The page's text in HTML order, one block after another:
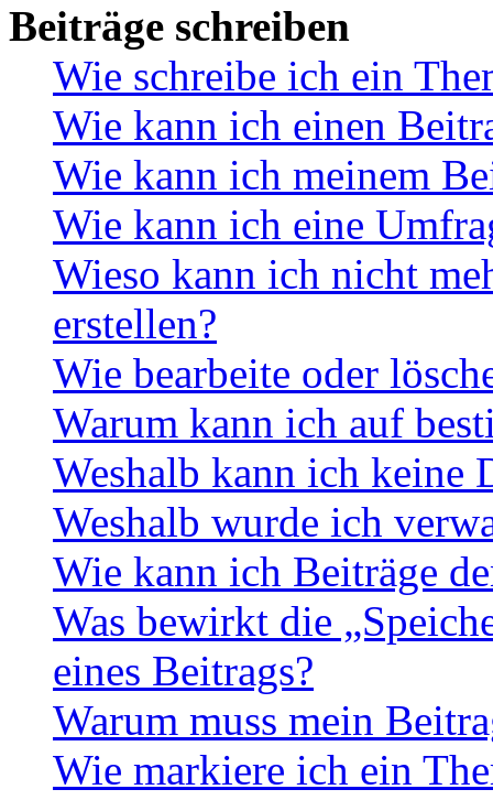
Beiträge schreiben
Wie schreibe ich ein
Wie kann ich einen
Wie kann ich meinem
Wie kann ich eine
Wieso kann ich nicht
erstellen?
Wie bearbeite oder
Warum kann ich auf
Weshalb kann ich keine
Weshalb wurde ich
Wie kann ich Beiträge
Was bewirkt die
eines Beitrags?
Warum muss mein
Wie markiere ich ein